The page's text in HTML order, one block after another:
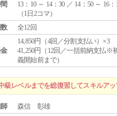
13：10 ～ 14：30 ／ 14：50 ～ 16：
（1日2コマ）
全12回
14,850円（4回／分割支払い）×3
41,250円（12回／一括前納支払※
義開始前まで）
級レベルまでを総復習してスキルア
森信 彰雄